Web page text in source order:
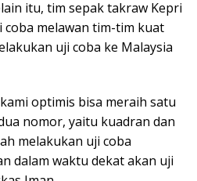
itu, tim sepak takraw Kepri
melawan tim-tim kuat
uji coba ke Malaysia
optimis bisa meraih satu
nomor, yaitu kuadran dan
melakukan uji coba
dalam waktu dekat akan uji